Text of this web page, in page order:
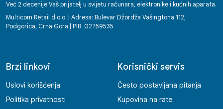
Već 2 decenije Vaš prijatelj u svijetu računara, elektronike i kućnih aparata.
Multicom Retail d.o.o. | Adresa: Bulevar Džordža Vašingtona 112,
Podgorica, Crna Gora | PIB: 02759535
Brzi linkovi
Uslovi korišćenja
Politika privatnosti
Korisnički servis
Često postavljana pitanja
Kupovina na rate